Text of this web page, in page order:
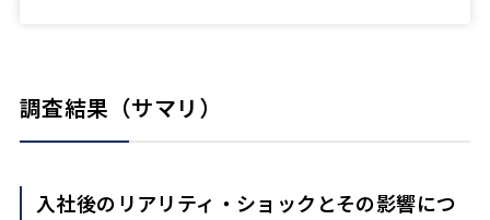
調査結果（サマリ）
入社後のリアリティ・ショックとその影響につ